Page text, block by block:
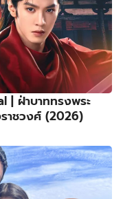
| ฝ่าบาททรงพระ
าชวงศ์ (2026)